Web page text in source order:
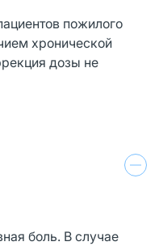
пожилого
хронической
дозы не
боль. В случае